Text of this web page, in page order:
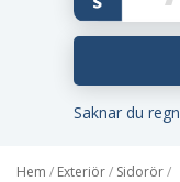
Saknar du
Hem / Exteriör/ Sidorör/